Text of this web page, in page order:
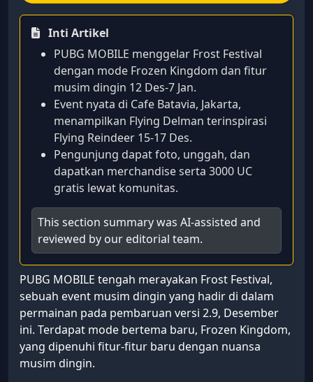
Inti Artikel
PUBG MOBILE menggelar Frost Festival
dengan mode Frozen Kingdom dan fitur
musim dingin 12 Des‑7 Jan.
Event nyata di Cafe Batavia, Jakarta,
menampilkan Flying Delman terinspirasi
Flying Reindeer 15‑17 Des.
Pengunjung dapat foto, unggah, dan
dapatkan merchandise serta 3000 UC
gratis lewat komunitas.
This section summary was AI-assisted and
reviewed by our editorial team.
PUBG MOBILE tengah merayakan Frost Festival,
sebuah event musim dingin yang hadir di dalam
permainan pada pembaruan versi 2.9, Desember
ini. Terdapat mode bertema baru, Frozen Kingdom,
yang dipenuhi fitur-fitur baru dengan nuansa
musim dingin.